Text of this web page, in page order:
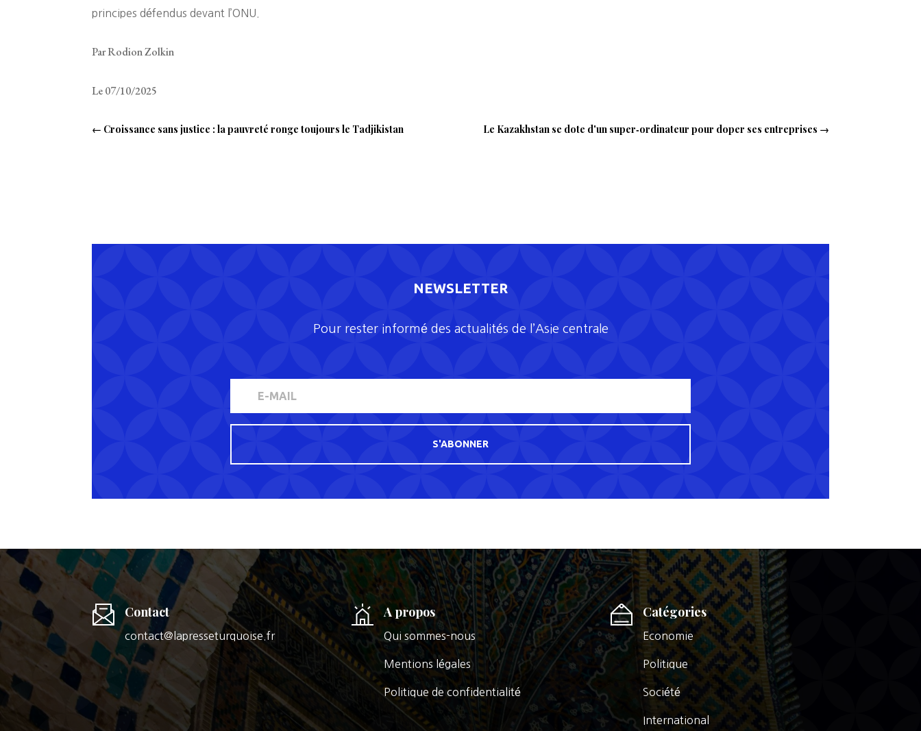
principes défendus devant l’ONU.
Par Rodion Zolkin
Le 07/10/2025
← Croissance sans justice : la pauvreté ronge toujours le Tadjikistan Le Kazakhstan se dote d'un super‑ordinateur pour doper ses entreprises →
NEWSLETTER
Pour rester informé des actualités de l’Asie centrale
S'ABONNER
Contact
contact@lapresseturquoise.fr
A propos
Qui sommes-nous
Mentions légales
Politique de confidentialité
Catégories
Economie
Politique
Société
International